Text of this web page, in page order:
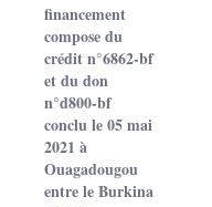
financement
compose du
crédit n°6862-bf
et du don
n°d800-bf
conclu le 05 mai
2021 à
Ouagadougou
entre le Burkina